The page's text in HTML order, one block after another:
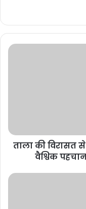
ताला की विरासत
वैश्विक